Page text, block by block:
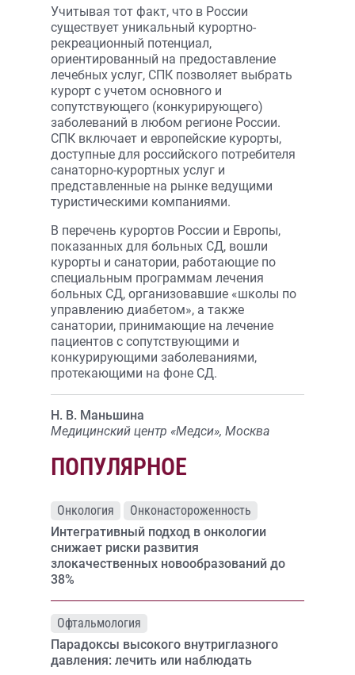
Учитывая тот факт, что в России
существует уникальный курортно-
рекреационный потенциал,
ориентированный на предоставление
лечебных услуг, СПК позволяет выбрать
курорт с учетом основного и
сопутствующего (конкурирующего)
заболеваний в любом регионе России.
СПК включает и европейские курорты,
доступные для российского потребителя
санаторно-курортных услуг и
представленные на рынке ведущими
туристическими компаниями.
В перечень курортов России и Европы,
показанных для больных СД, вошли
курорты и санатории, работающие по
специальным программам лечения
больных СД, организовавшие «школы по
управлению диабетом», а также
санатории, принимающие на лечение
пациентов с сопутствующими и
конкурирующими заболеваниями,
протекающими на фоне СД.
Н. В. Маньшина
Медицинский центр «Медси», Москва
ПОПУЛЯРНОЕ
Онкология
Онконастороженность
Интегративный подход в онкологии
снижает риски развития
злокачественных новообразований до
38%
Офтальмология
Парадоксы высокого внутриглазного
давления: лечить или наблюдать